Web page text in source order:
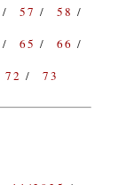
57
58
65
66
72 73